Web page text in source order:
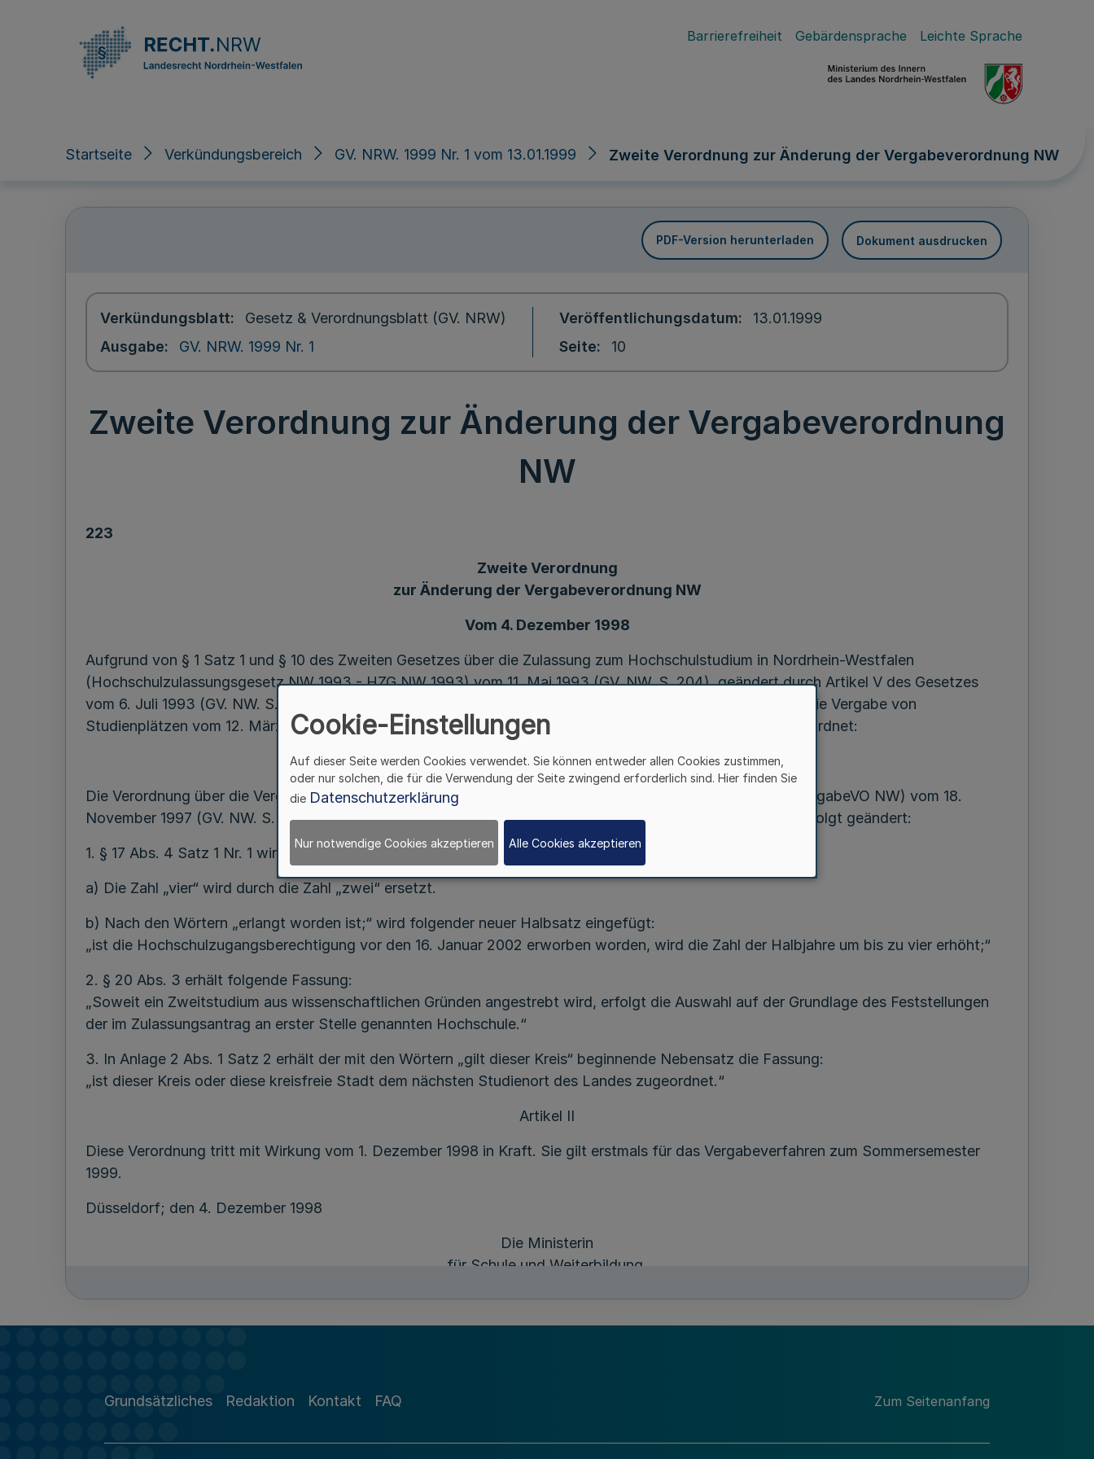
Barrierefreiheit Gebärdensprache Leichte Sprache
Startseite Verkündungsbereich GV. NRW. 1999 Nr. 1 vom 13.01.1999 Zweite Verordnung zur Änderung der Vergabeverordnung NW
PDF-Version herunterladen Dokument ausdrucken
Verkündungsblatt
Gesetz & Verordnungsblatt (GV. NRW)
Ausgabe
GV. NRW. 1999 Nr. 1
Veröffentlichungsdatum
13.01.1999
Seite
10
Zweite Verordnung zur Änderung der Vergabeverordnung
NW
223
Zweite Verordnung
zur Änderung der Vergabeverordnung NW
Vom 4. Dezember 1998
Aufgrund von § 1 Satz 1 und § 10 des Zweiten Gesetzes über die Zulassung zum Hochschulstudium in Nordrhein-Westfalen
(Hochschulzulassungsgesetz NW 1993 - HZG NW 1993) vom 11. Mai 1993 (GV. NW. S. 204), geändert durch Artikel V des Gesetzes
vom 6. Juli 1993 (GV. NW. S. 476), in Verbindung mit Artikel 16 Abs. 1 Nr. 1 bis 13 des Staatsvertrages über die Vergabe von
Studienplätzen vom 12. März 1992 sowie aufgrund von § 11 Hochschulzulassungsgesetz NW 1993 wird verordnet:
Artikel I
Die Verordnung über die Vergabe von Studienplätzen in Nordrhein-Westfalen (Vergabeverordnung NW - VergabeVO NW) vom 18.
November 1997 (GV. NW. S. 470), geändert durch Verordnung vom 9. Juni 1998 (GV. NW. S. 435), wird sie folgt geändert:
1. § 17 Abs. 4 Satz 1 Nr. 1 wird wie folgt geändert:
a) Die Zahl „vier“ wird durch die Zahl „zwei“ ersetzt.
b) Nach den Wörtern „erlangt worden ist;“ wird folgender neuer Halbsatz eingefügt:
„ist die Hochschulzugangsberechtigung vor den 16. Januar 2002 erworben worden, wird die Zahl der Halbjahre um bis zu vier erhöht;“
2. § 20 Abs. 3 erhält folgende Fassung:
„Soweit ein Zweitstudium aus wissenschaftlichen Gründen angestrebt wird, erfolgt die Auswahl auf der Grundlage des Feststellungen
der im Zulassungsantrag an erster Stelle genannten Hochschule.“
3. In Anlage 2 Abs. 1 Satz 2 erhält der mit den Wörtern „gilt dieser Kreis“ beginnende Nebensatz die Fassung:
„ist dieser Kreis oder diese kreisfreie Stadt dem nächsten Studienort des Landes zugeordnet.“
Artikel II
Diese Verordnung tritt mit Wirkung vom 1. Dezember 1998 in Kraft. Sie gilt erstmals für das Vergabeverfahren zum Sommersemester
1999.
Düsseldorf; den 4. Dezember 1998
Die Ministerin
für Schule und Weiterbildung,
Grundsätzliches
Redaktion Kontakt FAQ Zum Seitenanfang
Cookie-Einstellungen
Auf dieser Seite werden Cookies verwendet. Sie können entweder allen Cookies zustimmen,
oder nur solchen, die für die Verwendung der Seite zwingend erforderlich sind. Hier finden Sie
die Datenschutzerklärung
Nur notwendige Cookies akzeptieren Alle Cookies akzeptieren